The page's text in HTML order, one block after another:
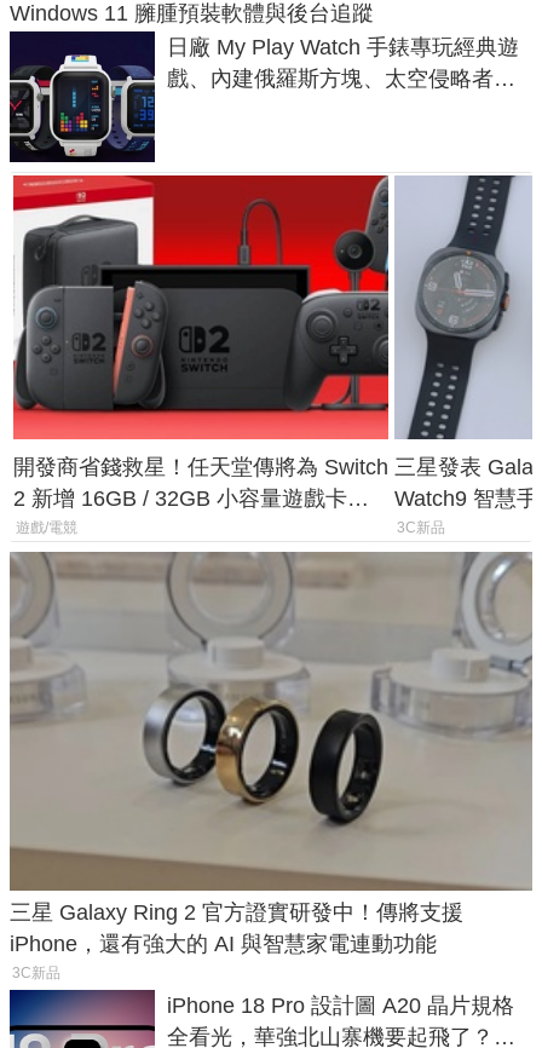
Windows 11 臃腫預裝軟體與後台追蹤
日廠 My Play Watch 手錶專玩經典遊
戲、內建俄羅斯方塊、太空侵略者，
開發商省錢救星！任天堂傳將為 Switch
2 新增 16GB / 32GB 小容量遊戲卡的
選擇
遊戲/電競
三星發表
Watch9 智慧
導航功能
3C新品
三星 Galaxy Ring 2 官方證實研發中！傳將支援
iPhone，還有強大的 AI 與智慧家電連動功能
3C新品
iPhone 18 Pro 設計圖 A20 晶片規格
全看光，華強北山寨機要起飛了？專